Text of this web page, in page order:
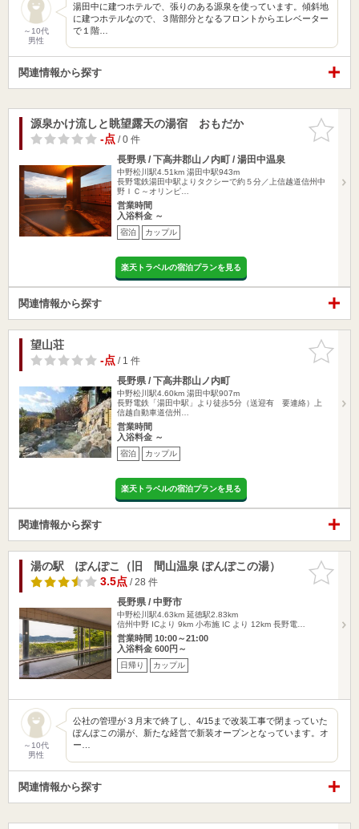
～10代
男性
湯田中に建つホテルで、張りのある源泉を使っています。傾斜地
に建つホテルなので、３階部分となるフロントからエレベーター
で１階…
関連情報から探す
お気に入
りに追加
源泉かけ流しと眺望露天の湯宿 おもだか
-点/ 0 件
長野県 / 下高井郡山ノ内町 / 湯田中温泉
中野松川駅4.51km 湯田中駅943m
長野電鉄湯田中駅よりタクシーで約５分／上信越道信州中
野ＩＣ～オリンピ…
営業時間
入浴料金 ～
宿泊 カップル
楽天トラベルの宿泊プランを見る
関連情報から探す
お気に入
りに追加
望山荘
-点/ 1 件
長野県 / 下高井郡山ノ内町
中野松川駅4.60km 湯田中駅907m
長野電鉄「湯田中駅」より徒歩5分（送迎有 要連絡）上
信越自動車道信州…
営業時間
入浴料金 ～
宿泊 カップル
楽天トラベルの宿泊プランを見る
関連情報から探す
お気に入
りに追加
湯の駅 ぽんぽこ（旧 間山温泉 ぽんぽこの湯）
3.5点/ 28 件
長野県 / 中野市
中野松川駅4.63km 延徳駅2.83km
信州中野 ICより 9km 小布施 IC より 12km 長野電…
営業時間 10:00～21:00
入浴料金 600円～
日帰り カップル
～10代
男性
公社の管理が３月末で終了し、4/15まで改装工事で閉まっていた
ぽんぽこの湯が、新たな経営で新装オープンとなっています。オ
ー…
関連情報から探す